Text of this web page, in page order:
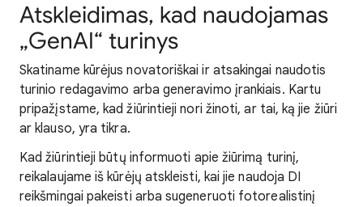
Atskleidimas, kad naudojamas
„GenAI“ turinys
Skatiname kūrėjus novatoriškai ir atsakingai naudotis
turinio redagavimo arba generavimo įrankiais. Kartu
pripažįstame, kad žiūrintieji nori žinoti, ar tai, ką jie žiūri
ar klauso, yra tikra.
Kad žiūrintieji būtų informuoti apie žiūrimą turinį,
reikalaujame iš kūrėjų atskleisti, kai jie naudoja DI
reikšmingai pakeisti arba sugeneruoti fotorealistinį